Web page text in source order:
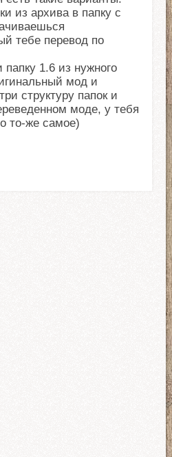
из архива в папку с
тебе перевод по
1.6 из нужного
мод и
структуру папок и
моде, у тебя
то-же самое)